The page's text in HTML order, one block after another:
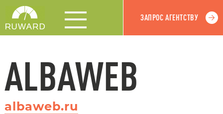
ЗАПРОС АГЕНТСТВУ
ALBAWEB
albaweb.ru